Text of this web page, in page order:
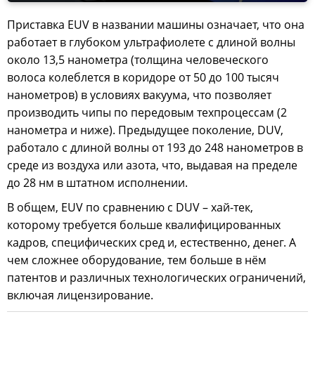
Приставка EUV в названии машины означает, что она
работает в глубоком ультрафиолете с длиной волны
около 13,5 нанометра (толщина человеческого
волоса колеблется в коридоре от 50 до 100 тысяч
нанометров) в условиях вакуума, что позволяет
производить чипы по передовым техпроцессам (2
нанометра и ниже). Предыдущее поколение, DUV,
работало с длиной волны от 193 до 248 нанометров в
среде из воздуха или азота, что, выдавая на пределе
до 28 нм в штатном исполнении.
В общем, EUV по сравнению с DUV – хай-тек,
которому требуется больше квалифицированных
кадров, специфических сред и, естественно, денег. А
чем сложнее оборудование, тем больше в нём
патентов и различных технологических ограничений,
включая лицензирование.